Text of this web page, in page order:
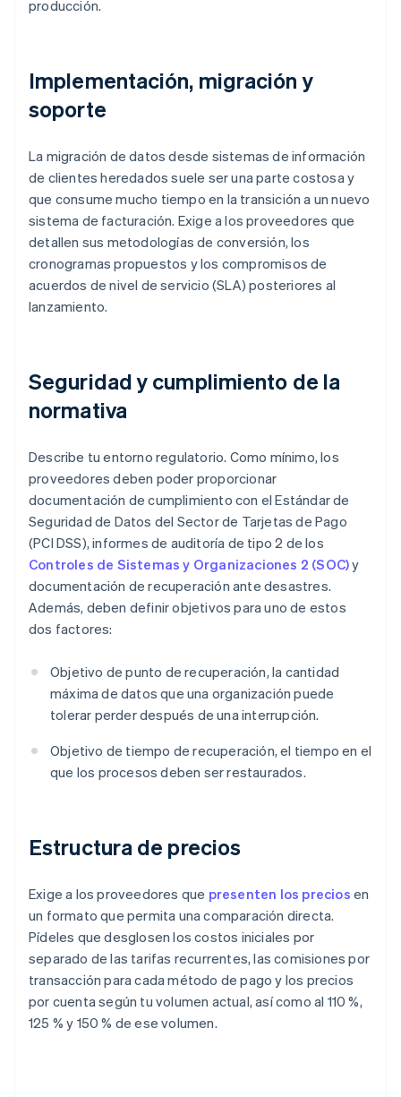
producción.
Implementación, migración y
soporte
La migración de datos desde sistemas de información
de clientes heredados suele ser una parte costosa y
que consume mucho tiempo en la transición a un nuevo
sistema de facturación. Exige a los proveedores que
detallen sus metodologías de conversión, los
cronogramas propuestos y los compromisos de
acuerdos de nivel de servicio (SLA) posteriores al
lanzamiento.
Seguridad y cumplimiento de la
normativa
Describe tu entorno regulatorio. Como mínimo, los
proveedores deben poder proporcionar
documentación de cumplimiento con el Estándar de
Seguridad de Datos del Sector de Tarjetas de Pago
(PCI DSS), informes de auditoría de tipo 2 de los
Controles de Sistemas y Organizaciones 2 (SOC)y
documentación de recuperación ante desastres.
Además, deben definir objetivos para uno de estos
dos factores:
Objetivo de punto de recuperación, la cantidad
máxima de datos que una organización puede
tolerar perder después de una interrupción.
Objetivo de tiempo de recuperación, el tiempo en el
que los procesos deben ser restaurados.
Estructura de precios
Exige a los proveedores que presenten los precios en
un formato que permita una comparación directa.
Pídeles que desglosen los costos iniciales por
separado de las tarifas recurrentes, las comisiones por
transacción para cada método de pago y los precios
por cuenta según tu volumen actual, así como al 110 %,
125 % y 150 % de ese volumen.